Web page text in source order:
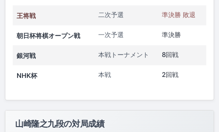
王将戦 二次予選 準決勝 敗退
朝日杯将棋オープン戦 一次予選 準決勝
銀河戦 本戦トーナメント 8回戦
NHK杯 本戦 2回戦
山崎隆之九段の対局成績